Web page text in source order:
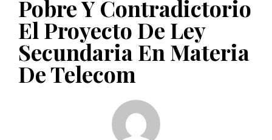
PUBLICADO EL 5 ENERO, 2023
Pobre Y Contradictorio
El Proyecto De Ley
Secundaria En Materia
De Telecom